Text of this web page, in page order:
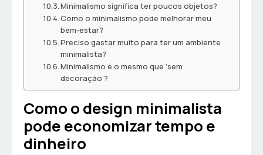
Minimalismo significa ter poucos objetos?
Como o minimalismo pode melhorar meu
bem-estar?
Preciso gastar muito para ter um ambiente
minimalista?
Minimalismo é o mesmo que ‘sem
decoração’?
Como o design minimalista
pode economizar tempo e
dinheiro